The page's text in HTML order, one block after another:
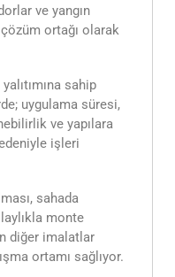
ve yangın
çözüm ortağı olarak
sahip
uygulama süresi,
ve yapılara
işleri
sahada
monte
diğer imalatlar
ortamı sağlıyor.